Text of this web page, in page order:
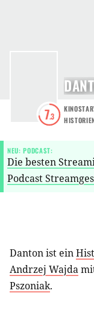
7.3
NEU: PODCAST:
Die besten
Podcast
Danton ist ein
Andrzej Wajda
Pszoniak.